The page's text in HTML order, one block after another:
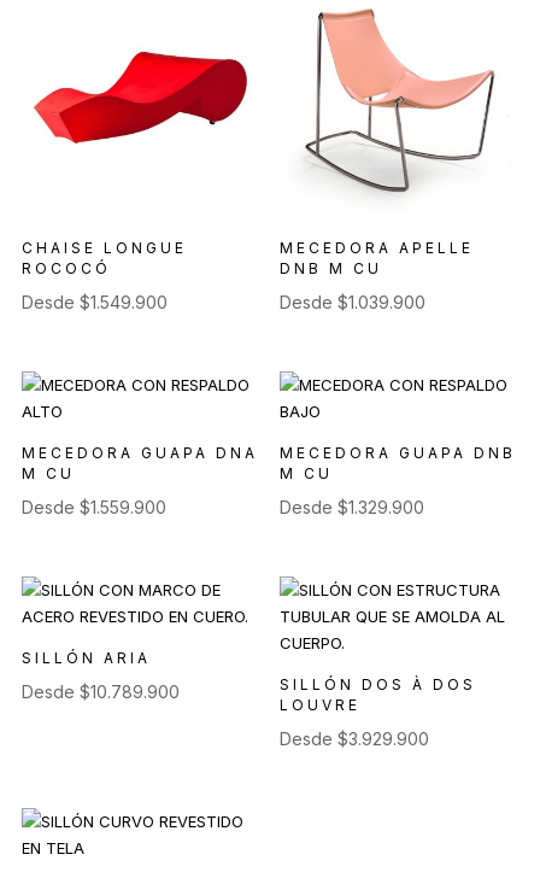
CHAISE LONGUE
ROCOCÓ
Desde $1.549.900
MECEDORA APELLE
DNB M CU
Desde$1.039.900
MECEDORA GUAPA DNA
M CU
Desde $1.559.900
MECEDORA GUAPA DNB
M CU
Desde$1.329.900
SILLÓN ARIA
Desde $10.789.900
SILLÓN DOS À DOS
LOUVRE
Desde$3.929.900